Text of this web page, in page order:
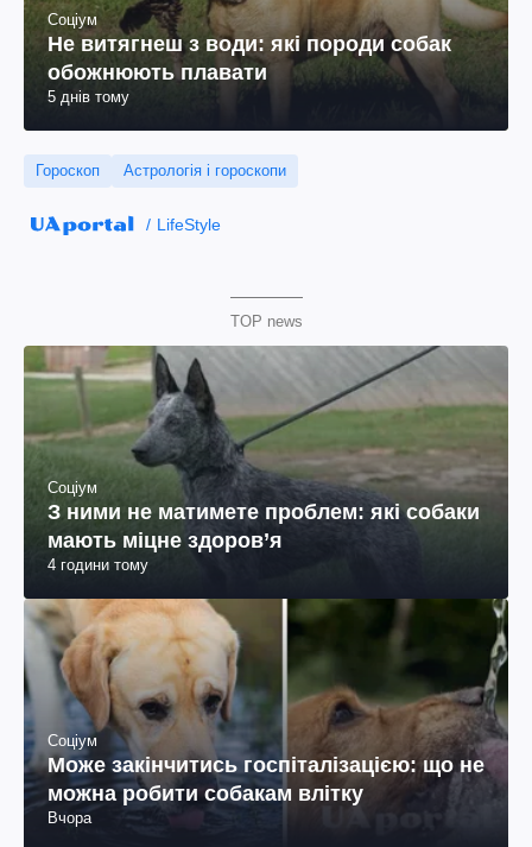
Соціум
Не витягнеш з води: які породи собак
обожнюють плавати
5 днів тому
Гороскоп Астрологія і гороскопи
LifeStyle
TOP news
Соціум
З ними не матимете проблем: які собаки
мають міцне здоров’я
4 години тому
Соціум
Може закінчитись госпіталізацією: що не
можна робити собакам влітку
Вчора